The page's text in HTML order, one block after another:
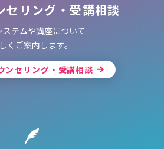
セリング・受講相談
ステムや講座について
くご案内します。
ンセリング・受講相談